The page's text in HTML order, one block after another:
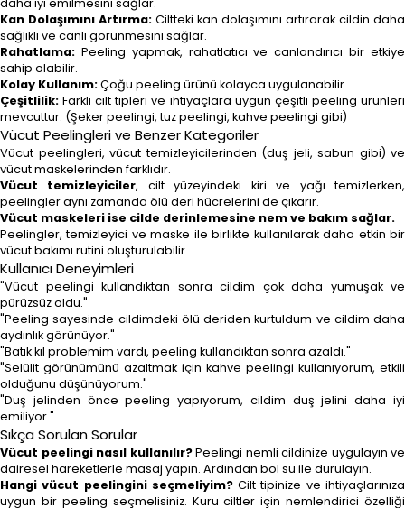
daha iyi emilmesini sağlar.
Kan Dolaşımını Artırma: Ciltteki kan dolaşımını artırarak cildin daha
sağlıklı ve canlı görünmesini sağlar.
Rahatlama: Peeling yapmak, rahatlatıcı ve canlandırıcı bir etkiye
sahip olabilir.
Kolay Kullanım:Çoğu peeling ürünü kolayca uygulanabilir.
Çeşitlilik: Farklı cilt tipleri ve ihtiyaçlara uygun çeşitli peeling ürünleri
mevcuttur. (Şeker peelingi, tuz peelingi, kahve peelingi gibi)
Vücut Peelingleri ve Benzer Kategoriler
Vücut peelingleri, vücut temizleyicilerinden (duş jeli, sabun gibi) ve
vücut maskelerinden farklıdır.
Vücut temizleyiciler, cilt yüzeyindeki kiri ve yağı temizlerken,
peelingler aynı zamanda ölü deri hücrelerini de çıkarır.
Vücut maskeleri ise cilde derinlemesine nem ve bakım sağlar.
Peelingler, temizleyici ve maske ile birlikte kullanılarak daha etkin bir
vücut bakımı rutini oluşturulabilir.
Kullanıcı Deneyimleri
"Vücut peelingi kullandıktan sonra cildim çok daha yumuşak ve
pürüzsüz oldu."
"Peeling sayesinde cildimdeki ölü deriden kurtuldum ve cildim daha
aydınlık görünüyor."
"Batık kıl problemim vardı, peeling kullandıktan sonra azaldı."
"Selülit görünümünü azaltmak için kahve peelingi kullanıyorum, etkili
olduğunu düşünüyorum."
"Duş jelinden önce peeling yapıyorum, cildim duş jelini daha iyi
emiliyor."
Sıkça Sorulan Sorular
Vücut peelingi nasıl kullanılır?Peelingi nemli cildinize uygulayın ve
dairesel hareketlerle masaj yapın. Ardından bol su ile durulayın.
Hangi vücut peelingini seçmeliyim?Cilt tipinize ve ihtiyaçlarınıza
uygun bir peeling seçmelisiniz. Kuru ciltler için nemlendirici özelliği